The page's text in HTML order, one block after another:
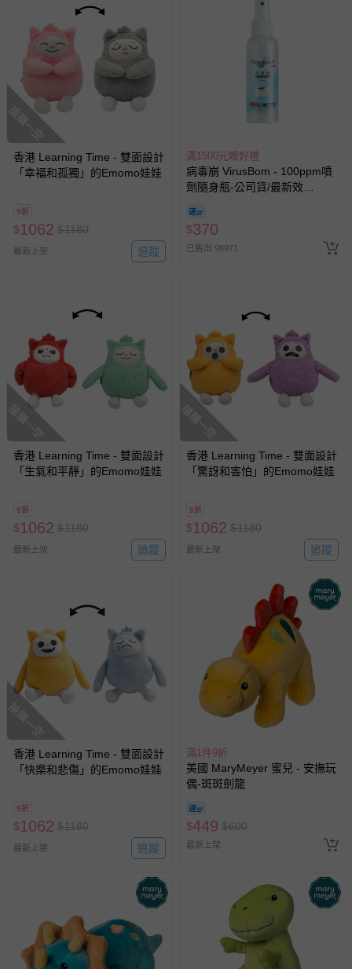
搶購一空
香港 Learning Time - 雙面設計
「幸福和孤獨」的Emomo娃娃
9折
$1062 $1180
最新上架 追蹤
滿1500元贈好禮
病毒崩 VirusBom - 100ppm噴
劑隨身瓶-公司貨/最新效
$370
已售出 98971
搶購一空
香港 Learning Time - 雙面設計
「生氣和平靜」的Emomo娃娃
9折
$1062 $1180
最新上架 追蹤
搶購一空
香港 Learning Time - 雙面設計
「驚訝和害怕」的Emomo娃娃
9折
$1062 $1180
最新上架 追蹤
搶購一空
香港 Learning Time - 雙面設計
「快樂和悲傷」的Emomo娃娃
9折
$1062 $1180
最新上架 追蹤
滿1件9折
美國 MaryMeyer 蜜兒 - 安撫玩
偶-斑斑劍龍
$449 $600
最新上架